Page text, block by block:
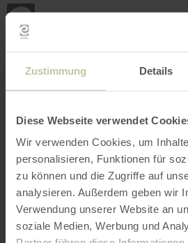
Zustimmung Details
Diese Webseite verwendet
Wir verwenden Cookies, um
personalisieren, Funktionen für
zu können und die Zugriffe auf
analysieren. Außerdem geben wir
Verwendung unserer Website an
soziale Medien, Werbung und
Back
to
home
page
The leisure activities listed
posted on the Regiondo
Pur - Eifel is solely